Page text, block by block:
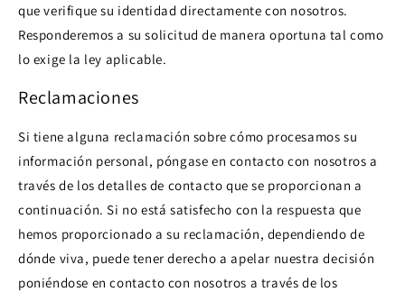
que verifique su identidad directamente con nosotros.
Responderemos a su solicitud de manera oportuna tal como
lo exige la ley aplicable.
Reclamaciones
Si tiene alguna reclamación sobre cómo procesamos su
información personal, póngase en contacto con nosotros a
través de los detalles de contacto que se proporcionan a
continuación. Si no está satisfecho con la respuesta que
hemos proporcionado a su reclamación, dependiendo de
dónde viva, puede tener derecho a apelar nuestra decisión
poniéndose en contacto con nosotros a través de los